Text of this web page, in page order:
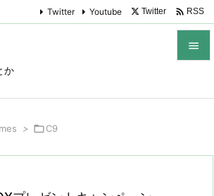
か

Twitter Youtube Twitter  RSS
> C9